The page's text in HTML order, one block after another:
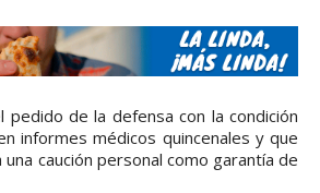
pedido de la defensa con la condición
informes médicos quincenales y que
caución personal como garantía de